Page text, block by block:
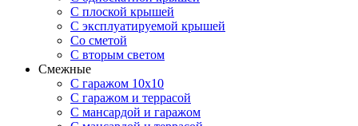
С плоской крышей
С эксплуатируемой крышей
Со сметой
С вторым светом
Смежные
С гаражом 10х10
С гаражом и террасой
С мансардой и гаражом